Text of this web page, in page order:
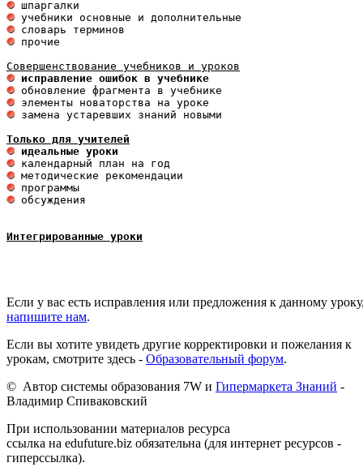
прочие
исправление ошибок в учебнике
замена устаревших знаний новыми
Только для учителей
идеальные уроки
обсуждения
Интегрированные уроки
Если у вас есть исправления или предложения к данному
напишите нам.
Если вы хотите увидеть другие корректировки и пожелания к
урокам, смотрите здесь - Образовательный форум.
© Автор системы образования 7W и Гипермаркета Знаний -
Владимир Спиваковский
При использовании материалов ресурса
ссылка на edufuture.biz обязательна (для интернет ресурсов -
гиперссылка).